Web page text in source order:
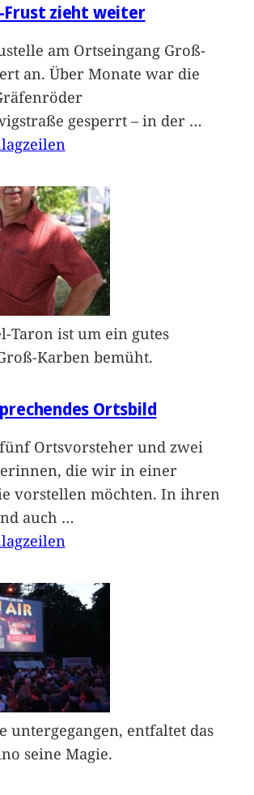
Frust zieht weiter
am Ortseingang Groß-
an. Über Monate war die
gesperrt – in der …
Taron ist um ein gutes
Karben bemüht.
Ortsbild
Ortsvorsteher und zwei
die wir in einer
vorstellen möchten. In ihren
auch …
untergegangen, entfaltet das
seine Magie.